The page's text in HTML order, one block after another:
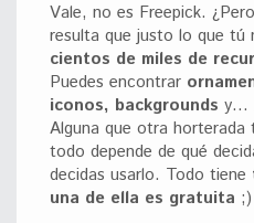
Vale, no es Freepick.
resulta que justo lo que tú
cientos de miles de
Puedes encontrar
iconos, backgrounds y…
Alguna que otra horterada
todo depende de qué
decidas usarlo. Todo tiene
una de ella es gratuita ;)